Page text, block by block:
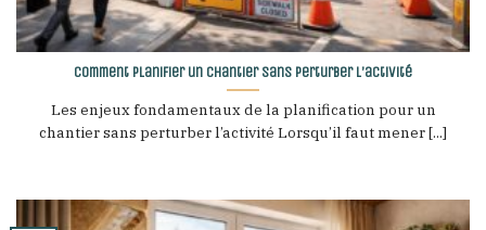
Comment planifier un chantier sans perturber l’activité
Les enjeux fondamentaux de la planification pour un
chantier sans perturber l’activité Lorsqu’il faut mener [...]